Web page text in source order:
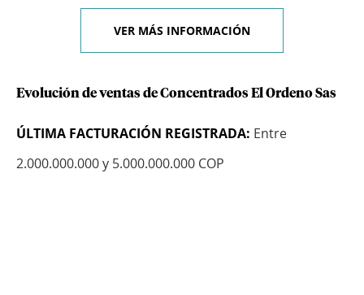
VER MÁS INFORMACIÓN
Evolución de ventas de Concentrados El Ordeno Sas
ÚLTIMA FACTURACIÓN REGISTRADA: Entre
2.000.000.000 y 5.000.000.000 COP